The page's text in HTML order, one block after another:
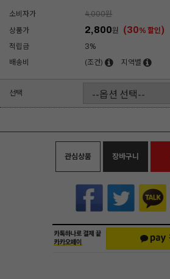
소비자가 4,000원
상품가
2,800원 (30% 할인)
적립금
3%
배송비
(조건) 지역별
선택
관심상품 장바구니